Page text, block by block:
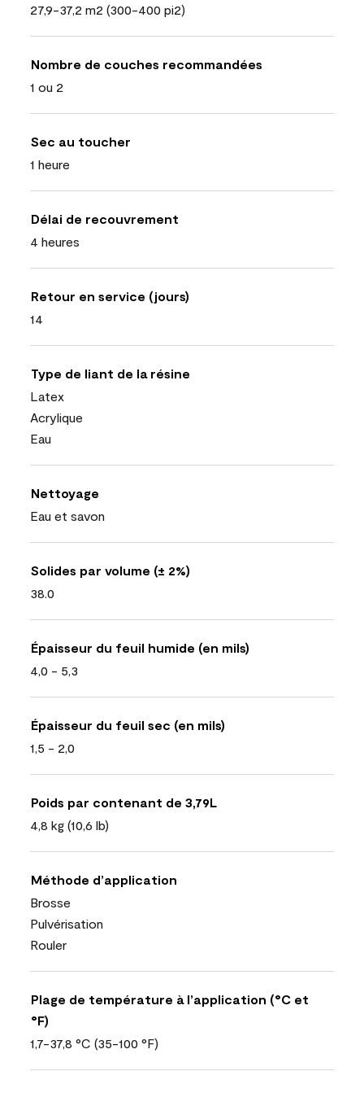
27,9-37,2 m2 (300-400 pi2)
Nombre de couches recommandées
1 ou 2
Sec au toucher
1 heure
Délai de recouvrement
4 heures
Retour en service (jours)
14
Type de liant de la résine
Latex
Acrylique
Eau
Nettoyage
Eau et savon
Solides par volume (± 2%)
38.0
Épaisseur du feuil humide (en mils)
4,0 - 5,3
Épaisseur du feuil sec (en mils)
1,5 - 2,0
Poids par contenant de 3,79L
4,8 kg (10,6 lb)
Méthode d’application
Brosse
Pulvérisation
Rouler
Plage de température à l’application (°C et
°F)
1,7-37,8 °C (35-100 °F)